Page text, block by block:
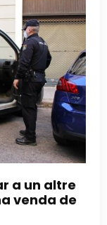
a un altre
venda de